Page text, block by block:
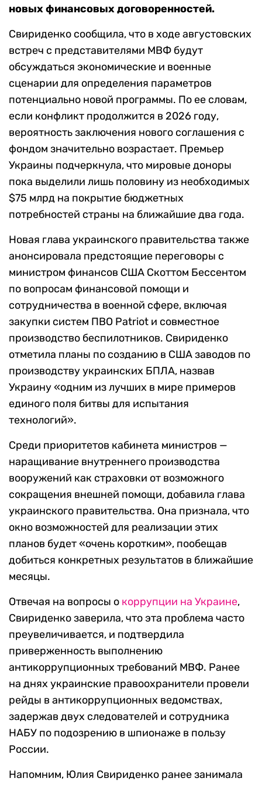
новых финансовых договоренностей.
Свириденко сообщила, что в ходе августовских
встреч с представителями МВФ будут
обсуждаться экономические и военные
сценарии для определения параметров
потенциально новой программы. По ее словам,
если конфликт продолжится в 2026 году,
вероятность заключения нового соглашения с
фондом значительно возрастает. Премьер
Украины подчеркнула, что мировые доноры
пока выделили лишь половину из необходимых
$75 млрд на покрытие бюджетных
потребностей страны на ближайшие два года.
Новая глава украинского правительства также
анонсировала предстоящие переговоры с
министром финансов США Скоттом Бессентом
по вопросам финансовой помощи и
сотрудничества в военной сфере, включая
закупки систем ПВО Patriot и совместное
производство беспилотников. Свириденко
отметила планы по созданию в США заводов по
производству украинских БПЛА, назвав
Украину «одним из лучших в мире примеров
единого поля битвы для испытания
технологий».
Среди приоритетов кабинета министров —
наращивание внутреннего производства
вооружений как страховки от возможного
сокращения внешней помощи, добавила глава
украинского правительства. Она признала, что
окно возможностей для реализации этих
планов будет «очень коротким», пообещав
добиться конкретных результатов в ближайшие
месяцы.
Отвечая на вопросы о коррупции на Украине,
Свириденко заверила, что эта проблема часто
преувеличивается, и подтвердила
приверженность выполнению
антикоррупционных требований МВФ. Ранее
на днях украинские правоохранители провели
рейды в антикоррупционных ведомствах,
задержав двух следователей и сотрудника
НАБУ по подозрению в шпионаже в пользу
России.
Напомним, Юлия Свириденко ранее занимала